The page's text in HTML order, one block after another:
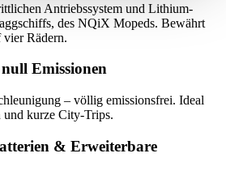
Antriebssystem und Lithium-
des NQiX Mopeds. Bewährt
vier Rädern.
Emissionen
– völlig emissionsfrei. Ideal
und kurze City-Trips.
& Erweiterbare